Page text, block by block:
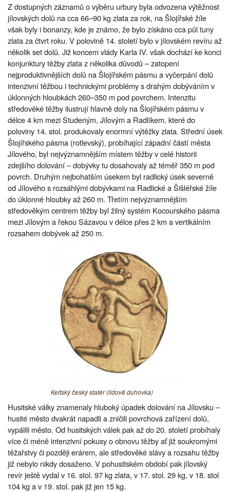
Z dostupných záznamů o výběru urbury byla odvozena výtěžnost
jílovských dolů na cca 66–90 kg zlata za rok, na Šlojířské žíle
však byly i bonanzy, kde je známo, že bylo získáno cca půl tuny
zlata za čtvrt roku. V polovině 14. století bylo v jílovském revíru až
několik set dolů. Již koncem vlády Karla IV. však dochází ke konci
konjunktury těžby zlata z několika důvodů – zatopení
nejproduktivnějších dolů na Šlojířském pásmu a vyčerpání dolů
intenzivní těžbou i technickými problémy s drahým dobýváním v
úklonných hloubkách 260–350 m pod povrchem. Intenzitu
středověké těžby ilustrují hlavně doly na Šlojířském pásmu v
délce 4 km mezi Studeným, Jílovým a Radlíkem, které do
poloviny 14. stol. produkovaly enormní výtěžky zlata. Střední úsek
Šlojířského pásma (rotlevský), probíhající západní částí města
Jílového, byl nejvýznamnějším místem těžby v celé historii
zdejšího dolování – dobývky tu dosahovaly až téměř 350 m pod
povrch. Druhým nejbohatším úsekem byl radlický úsek severně
od Jílového s rozsáhlými dobývkami na Radlické a Šišléřské žíle
do úklonné hloubky až 260 m. Třetím nejvýznamnějším
středověkým centrem těžby byl žilný systém Kocourského pásma
mezi Jílovým a řekou Sázavou v délce přes 2 km a vertikálním
rozsahem dobývek až 250 m.
Keltský český statér (lidově duhovka)
Husitské války znamenaly hluboký úpadek dolování na Jílovsku –
husité město dvakrát napadli a zničili povrchová zařízení dolů,
vypálili město. Od husitských válek pak až do 20. století probíhaly
více či méně intenzivní pokusy o obnovu těžby ať již soukromými
těžařstvy či později erárem, ale středověké slávy a rozsahu těžby
již nebylo nikdy dosaženo. V pohusitském období pak jílovský
revír ještě vydal v 16. stol. 97 kg zlata, v 17. stol. 29 kg, v 18. stol
104 kg a v 19. stol. pak již jen 15 kg.